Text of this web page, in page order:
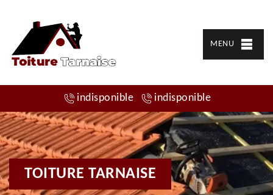
MENU
indisponible indisponible
TOITURE TARNAISE